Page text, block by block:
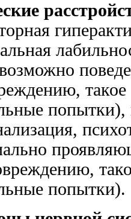
попытки).